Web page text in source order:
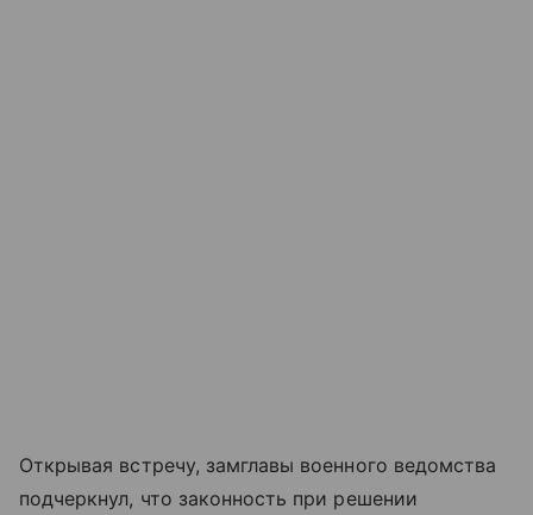
Открывая встречу, замглавы военного ведомства
подчеркнул, что законность при решении